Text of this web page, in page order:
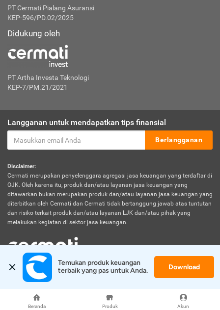
Beranda Produk Akun
PT Cermati Pialang Asuransi
KEP-596/PD.02/2025
Didukung oleh
PT Artha Investa Teknologi
KEP-7/PM.21/2021
Langganan untuk mendapatkan tips finansial
Berlangganan
Disclaimer:
Cermati merupakan penyelenggara agregasi jasa keuangan yang terdaftar di
OJK. Oleh karena itu, produk dan/atau layanan jasa keuangan yang
ditawarkan bukan merupakan produk dan/atau layanan jasa keuangan yang
diterbitkan oleh Cermati dan Cermati tidak bertanggung jawab atas tuntutan
dan risiko terkait produk dan/atau layanan LJK dan/atau pihak yang
melakukan kegiatan di sektor jasa keuangan.
© 2026 Cermati. All Rights Reserved.
Temukan produk keuangan
terbaik yang pas untuk Anda.
Download